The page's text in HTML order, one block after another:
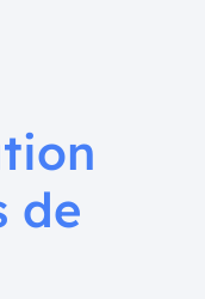
de